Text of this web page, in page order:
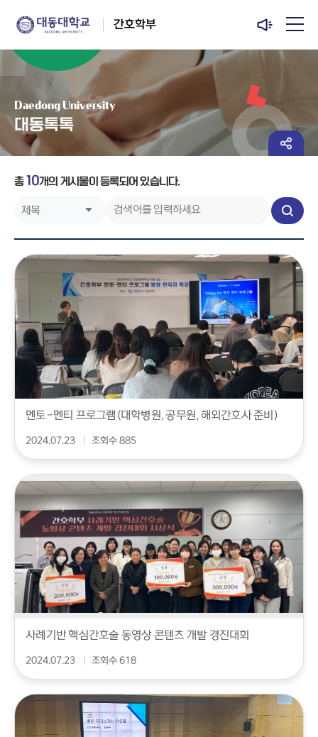
간호학부
Daedong University
대동톡톡
총 10개의 게시물이 등록되어 있습니다.
검
색
멘토-멘티 프로그램(대학병원, 공무원, 해외간호사 준비)
2024.07.23 조회수 885
사례기반 핵심간호술 동영상 콘텐츠 개발 경진대회
2024.07.23 조회수 618